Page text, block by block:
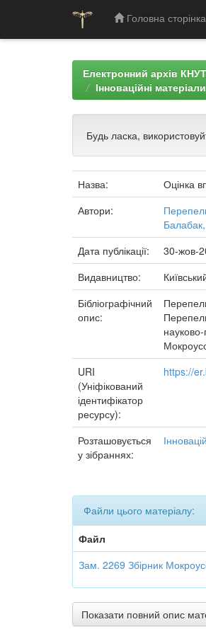
Головна сторінка
Електронний архів
Інноваційні
Будь ласка,
Назва:
Оцінка
Автори:
Дата публікації:
30-жов-
Видавництво:
Бібліографічний
опис:
URI
(Уніфікований
ідентифікатор
ресурсу):
https://
Розташовується
у зібраннях:
Файли цього матеріалу:
Файл
Зам. 2269 Збірник
Показати повний опис